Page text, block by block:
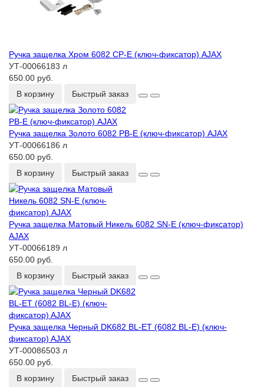
Ручка защелка Хром 6082 CP-Е (ключ-фиксатор) AJAX
УТ-00066183 л
650.00 руб.
В корзину
Быстрый заказ
Ручка защелка Золото 6082 PB-Е (ключ-фиксатор) AJAX
УТ-00066186 л
650.00 руб.
В корзину
Быстрый заказ
Ручка защелка Матовый Никель 6082 SN-Е (ключ-фиксатор)
AJAX
УТ-00066189 л
650.00 руб.
В корзину
Быстрый заказ
Ручка защелка Черный DK682 BL-ET (6082 BL-E) (ключ-
фиксатор) AJAX
УТ-00086503 л
650.00 руб.
В корзину
Быстрый заказ